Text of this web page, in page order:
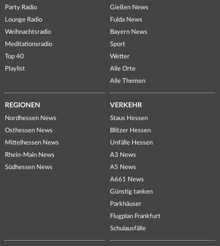
Party Radio
Lounge Radio
Weihnachtsradio
Meditationsradio
Top 40
Playlist
Gießen News
Fulda News
Bayern News
Sport
Wetter
Alle Orte
Alle Themen
REGIONEN
Nordhessen News
Osthessen News
Mittelhessen News
Rhein-Main News
Südhessen News
VERKEHR
Staus Hessen
Blitzer Hessen
Unfälle Hessen
A3 News
A5 News
A661 News
Günstig tanken
Parkhäuser
Flugplan Frankfurt
Schulausfälle